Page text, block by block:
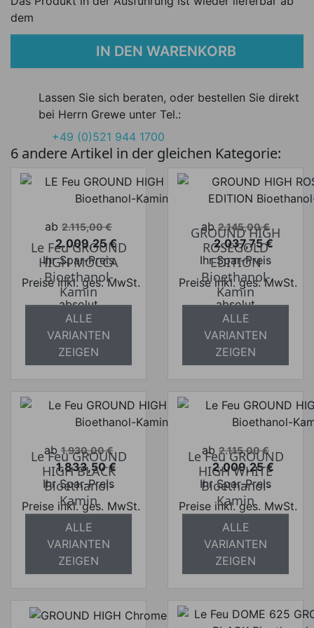
dem
IN DEN WARENKORB
Lassen Sie sich beraten, oder bestellen Sie direkt
bei Herrn Grewe unter Tel.:
+49 (0)521 944 1700
6 andere Artikel in der gleichen Kategorie:
Verkaufspreis
ab 2.115,00 €
Preis
2.009,25 €
Ihr Spar-Preis
Preise inkl. ges. MwSt.
absolut
versandkostenfrei
Le Feu GROUND
HIGH MOCCA
Bioethanol-
Kamin
ALLE
VARIANTEN
ZEIGEN
Verkaufspreis
ab 2.145,00 €
Preis
2.037,75 €
Ihr Spar-Preis
Preise inkl. ges. MwSt.
absolut
versandkostenfrei
GROUND HIGH
ROSEGOLD
EDITION
Bioethanol-
Kamin
ALLE
VARIANTEN
ZEIGEN
Verkaufspreis
ab 1.930,00 €
Preis
1.833,50 €
Ihr Spar-Preis
Preise inkl. ges. MwSt.
absolut
versandkostenfrei
Le Feu GROUND
HIGH BLACK
Bioethanol-
Kamin
ALLE
VARIANTEN
ZEIGEN
Verkaufspreis
ab 2.115,00 €
Preis
2.009,25 €
Ihr Spar-Preis
Preise inkl. ges. MwSt.
absolut
versandkostenfrei
Le Feu GROUND
HIGH WHITE
Bioethanol-
Kamin
ALLE
VARIANTEN
ZEIGEN